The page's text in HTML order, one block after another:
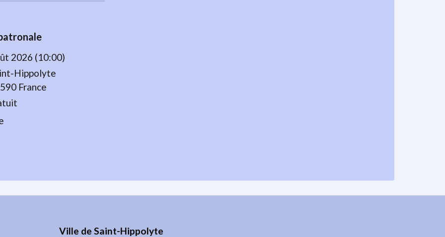
2026 (10:00)
Hippolyte
France
Ville de Saint-Hippolyte